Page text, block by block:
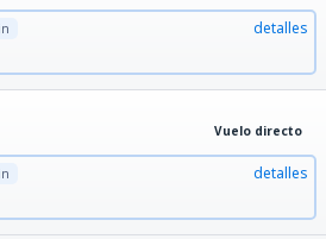
detalles
Vuelo directo
detalles